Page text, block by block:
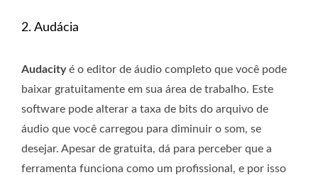
2. Audácia
Audacityé o editor de áudio completo que você pode
baixar gratuitamente em sua área de trabalho. Este
software pode alterar a taxa de bits do arquivo de
áudio que você carregou para diminuir o som, se
desejar. Apesar de gratuita, dá para perceber que a
ferramenta funciona como um profissional, e por isso